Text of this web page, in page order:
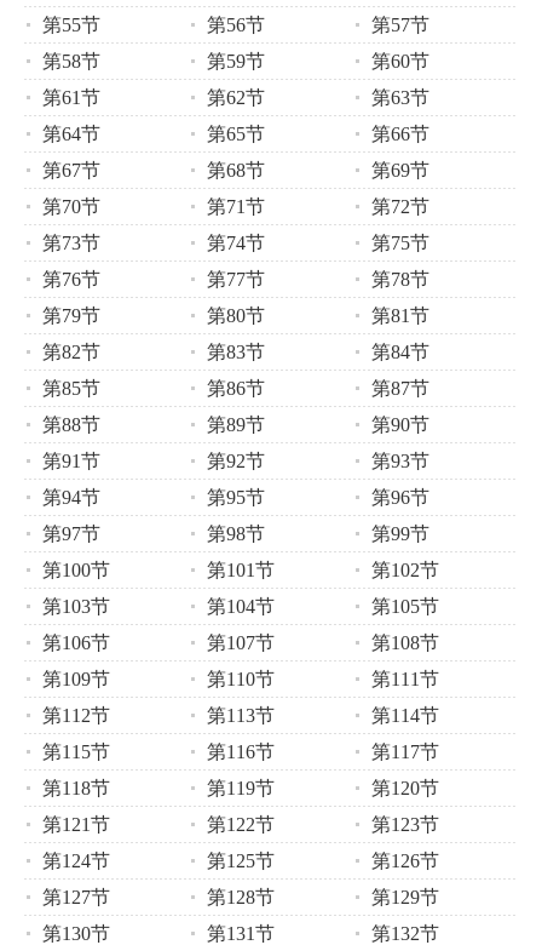
第55节
第56节
第57节
第58节
第59节
第60节
第61节
第62节
第63节
第64节
第65节
第66节
第67节
第68节
第69节
第70节
第71节
第72节
第73节
第74节
第75节
第76节
第77节
第78节
第79节
第80节
第81节
第82节
第83节
第84节
第85节
第86节
第87节
第88节
第89节
第90节
第91节
第92节
第93节
第94节
第95节
第96节
第97节
第98节
第99节
第100节
第101节
第102节
第103节
第104节
第105节
第106节
第107节
第108节
第109节
第110节
第111节
第112节
第113节
第114节
第115节
第116节
第117节
第118节
第119节
第120节
第121节
第122节
第123节
第124节
第125节
第126节
第127节
第128节
第129节
第130节
第131节
第132节